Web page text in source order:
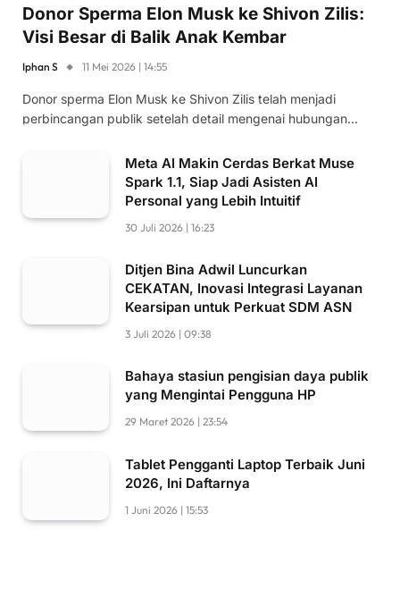
Donor Sperma Elon Musk ke Shivon Zilis:
Visi Besar di Balik Anak Kembar
Iphan S 11 Mei 2026 | 14:55
Donor sperma Elon Musk ke Shivon Zilis telah menjadi
perbincangan publik setelah detail mengenai hubungan…
Meta AI Makin Cerdas Berkat Muse
Spark 1.1, Siap Jadi Asisten AI
Personal yang Lebih Intuitif
30 Juli 2026 | 16:23
Ditjen Bina Adwil Luncurkan
CEKATAN, Inovasi Integrasi Layanan
Kearsipan untuk Perkuat SDM ASN
3 Juli 2026 | 09:38
Bahaya stasiun pengisian daya publik
yang Mengintai Pengguna HP
29 Maret 2026 | 23:54
Tablet Pengganti Laptop Terbaik Juni
2026, Ini Daftarnya
1 Juni 2026 | 15:53